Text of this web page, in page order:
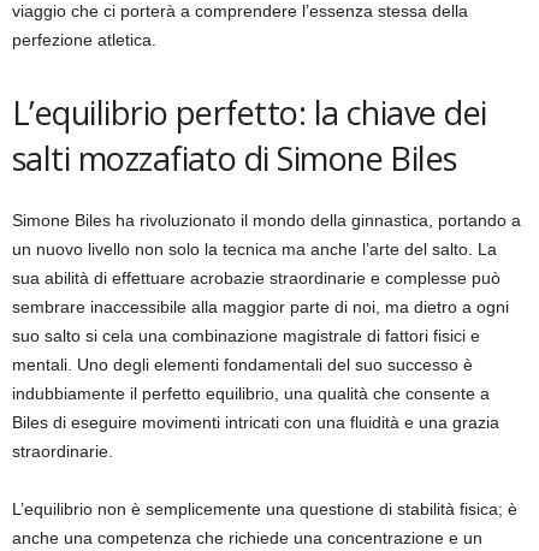
viaggio che ci porterà a comprendere l’essenza stessa della
perfezione atletica.
L’equilibrio perfetto: la chiave dei
salti mozzafiato di Simone Biles
Simone Biles ha rivoluzionato il mondo della ginnastica, portando a
un nuovo livello non solo la tecnica ma anche l’arte del salto. La
sua abilità di effettuare acrobazie straordinarie e complesse può
sembrare inaccessibile alla maggior parte di noi, ma dietro a ogni
suo salto si cela una combinazione magistrale di fattori fisici e
mentali. Uno degli elementi fondamentali del suo successo è
indubbiamente il perfetto equilibrio, una qualità che consente a
Biles di eseguire movimenti intricati con una fluidità e una grazia
straordinarie.
L’equilibrio non è semplicemente una questione di stabilità fisica; è
anche una competenza che richiede una concentrazione e un